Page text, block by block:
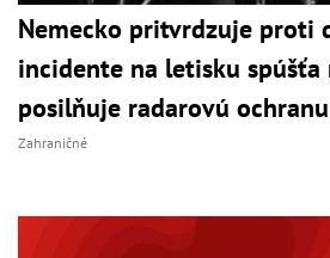
Nemecko pritvrdzuje proti
incidente na letisku spúšťa
posilňuje radarovú ochranu
Zahraničné